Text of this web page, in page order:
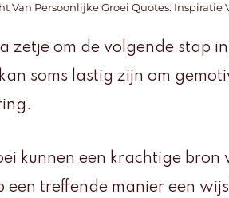
Van Persoonlijke Groei Quotes:
zetje om de volgende stap
soms lastig zijn om
kunnen een krachtige bron
treffende manier een